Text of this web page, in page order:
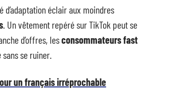
éclair aux moindres
. Un vêtement repéré sur TikTok peut se
d’offres, lesconsommateurs fast
sans se ruiner.
un français irréprochable